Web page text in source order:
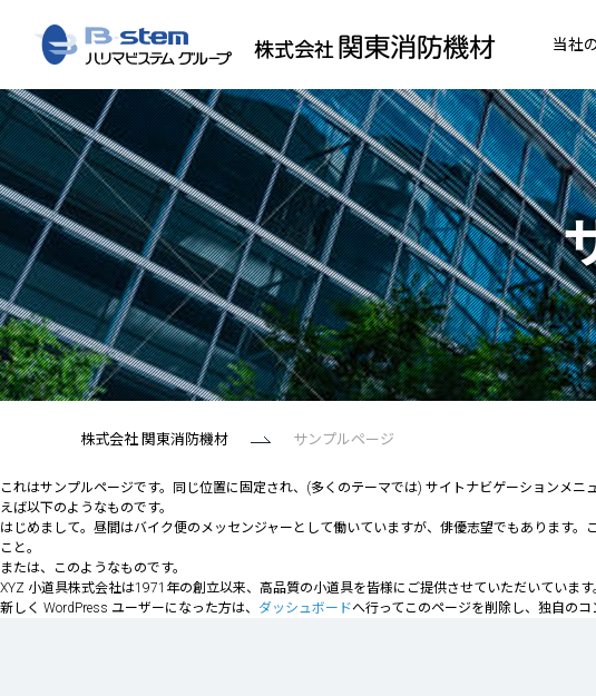
当社
株式会社 関東消防機材 サンプルページ
これはサンプルページです。同じ位置に固定され、(多くのテーマでは) サイトナビゲーションメ
えば以下のようなものです。
はじめまして。昼間はバイク便のメッセンジャーとして働いていますが、俳優志望でもあります
こと。
または、このようなものです。
XYZ 小道具株式会社は1971年の創立以来、高品質の小道具を皆様にご提供させていただいていま
新しく WordPress ユーザーになった方は、 ダッシュボードへ行ってこのページを削除し、独自の